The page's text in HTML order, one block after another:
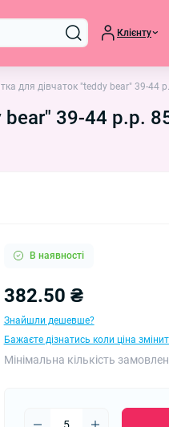
Клієнту
для дівчаток "teddy bear" 39-44
bear" 39-44 р.р.
В наявності
382.50 ₴
Знайшли дешевше?
Бажаєте дізнатись коли ціна
Мінімальна кількість